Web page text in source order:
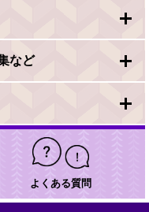
など
よくある質問